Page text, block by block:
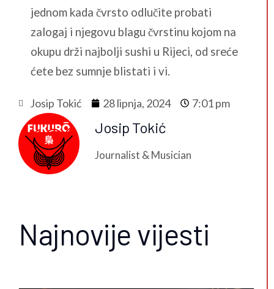
jednom kada čvrsto odlučite probati
zalogaj i njegovu blagu čvrstinu kojom na
okupu drži najbolji sushi u Rijeci, od sreće
ćete bez sumnje blistati i vi.
Josip Tokić 28 lipnja, 2024 7:01 pm
Josip Tokić
Journalist & Musician
Najnovije vijesti